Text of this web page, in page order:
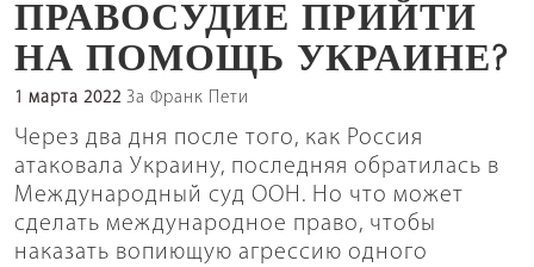
ПРАВОСУДИЕ ПРИЙТИ
НА ПОМОЩЬ УКРАИНЕ?
1 марта 2022 За Франк Пети
Через два дня после того, как Россия
атаковала Украину, последняя обратилась в
Международный суд ООН. Но что может
сделать международное право, чтобы
наказать вопиющую агрессию одного